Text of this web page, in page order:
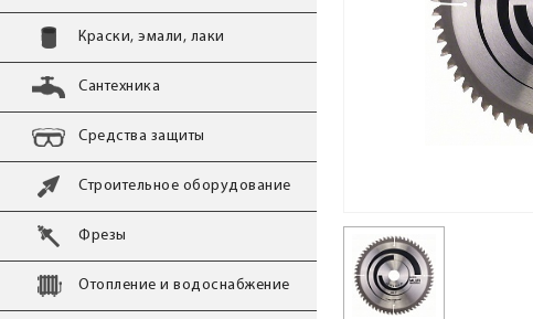
Краски, эмали, лаки
Сантехника
Средства защиты
Строительное оборудование
Фрезы
Отопление и водоснабжение